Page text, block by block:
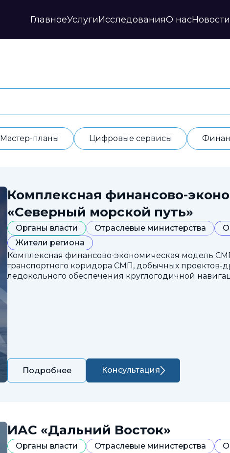
ГлавноеУслуги
Финансовые модели
Исследования
Профили регионов
О нас
Документы
Новости
Мастер-планы Цифровые сервисы
Комплексная финансово-
«Северный морской путь»
Органы власти Отраслевые министерства
Жители региона
Комплексная финансово-экономическая модель
транспортного коридора СМП, добычных проектов-
ледокольного обеспечения круглогодичной
Подробнее Консультация
ИАС «Дальний Восток»
Органы власти Отраслевые министерства